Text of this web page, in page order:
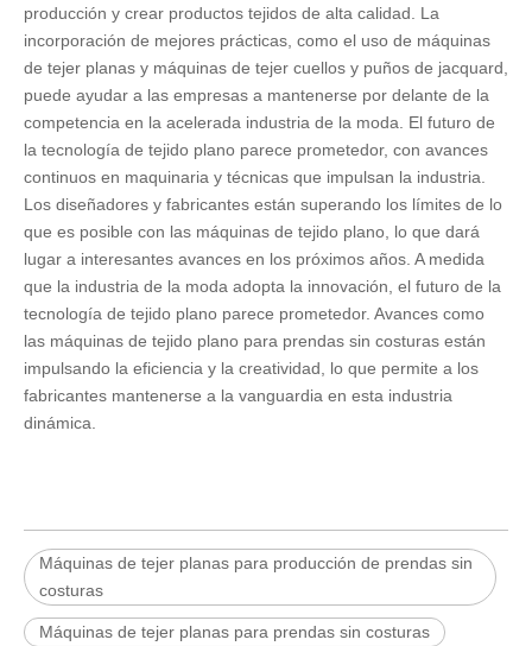
producción y crear productos tejidos de alta calidad. La
incorporación de mejores prácticas, como el uso de máquinas
de tejer planas y máquinas de tejer cuellos y puños de jacquard,
puede ayudar a las empresas a mantenerse por delante de la
competencia en la acelerada industria de la moda. El futuro de
la tecnología de tejido plano parece prometedor, con avances
continuos en maquinaria y técnicas que impulsan la industria.
Los diseñadores y fabricantes están superando los límites de lo
que es posible con las máquinas de tejido plano, lo que dará
lugar a interesantes avances en los próximos años. A medida
que la industria de la moda adopta la innovación, el futuro de la
tecnología de tejido plano parece prometedor. Avances como
las máquinas de tejido plano para prendas sin costuras están
impulsando la eficiencia y la creatividad, lo que permite a los
fabricantes mantenerse a la vanguardia en esta industria
dinámica.
Máquinas de tejer planas para producción de prendas sin
costuras
Máquinas de tejer planas para prendas sin costuras